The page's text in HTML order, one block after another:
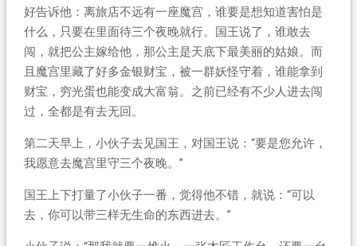
好告诉他：离旅店不远有一座魔宫，谁要是想知道害怕是
什么，只要在里面待三个夜晚就行。国王说了，谁敢去
闯，就把公主嫁给他，那公主是天底下最美丽的姑娘。而
且魔宫里藏了好多金银财宝，被一群妖怪守着，谁能拿到
财宝，穷光蛋也能变成大富翁。之前已经有不少人进去闯
过，全都是有去无回。
第二天早上，小伙子去见国王，对国王说：“要是您允许，
我愿意去魔宫里守三个夜晚。”
国王上下打量了小伙子一番，觉得他不错，就说：“可以
去，你可以带三样无生命的东西进去。”